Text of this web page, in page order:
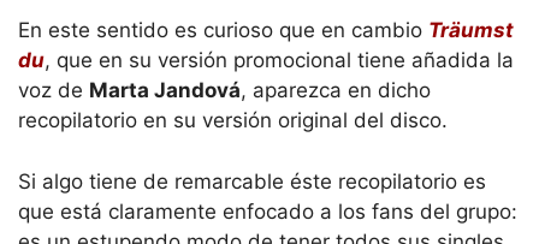
En este sentido es curioso que en cambio Träumst
du, que en su versión promocional tiene añadida la
voz de Marta Jandová, aparezca en dicho
recopilatorio en su versión original del disco.
Si algo tiene de remarcable éste recopilatorio es
que está claramente enfocado a los fans del grupo: